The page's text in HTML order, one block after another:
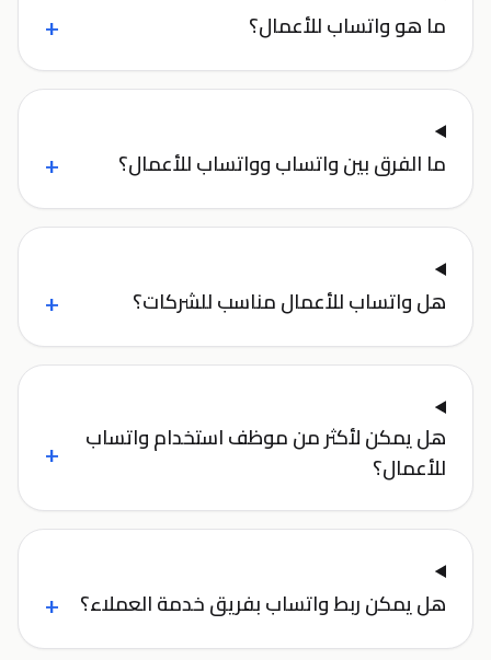
ما هو واتساب للأعمال؟ +
ما الفرق بين واتساب وواتساب للأعمال؟ +
هل واتساب للأعمال مناسب للشركات؟ +
هل يمكن لأكثر من موظف استخدام واتساب
للأعمال؟
+
هل يمكن ربط واتساب بفريق خدمة العملاء؟ +